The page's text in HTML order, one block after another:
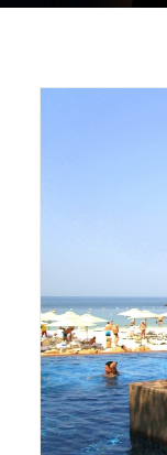
Wasze Podróże